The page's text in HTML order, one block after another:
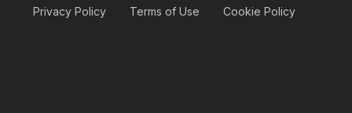
Privacy Policy
Terms of Use Cookie Policy